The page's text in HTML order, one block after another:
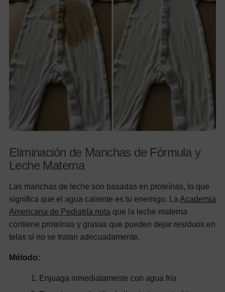
Eliminación de Manchas de Fórmula y
Leche Materna
Las manchas de leche son basadas en proteínas, lo que
significa que el agua caliente es tu enemigo. La Academia
Americana de Pediatría nota que la leche materna
contiene proteínas y grasas que pueden dejar residuos en
telas si no se tratan adecuadamente.
Método:
Enjuaga inmediatamente con agua fría